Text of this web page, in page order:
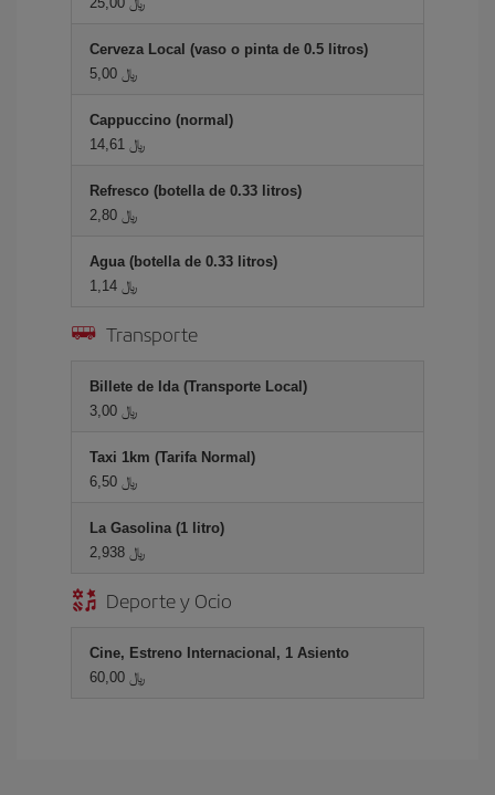
Cerveza Local (vaso o pinta de 0.5 litros)
5,00 ﷼
Cappuccino (normal)
14,61 ﷼
Refresco (botella de 0.33 litros)
2,80 ﷼
Agua (botella de 0.33 litros)
1,14 ﷼
Transporte
Billete de Ida (Transporte Local)
3,00 ﷼
Taxi 1km (Tarifa Normal)
6,50 ﷼
La Gasolina (1 litro)
2,938 ﷼
Deporte y Ocio
Cine, Estreno Internacional, 1 Asiento
60,00 ﷼